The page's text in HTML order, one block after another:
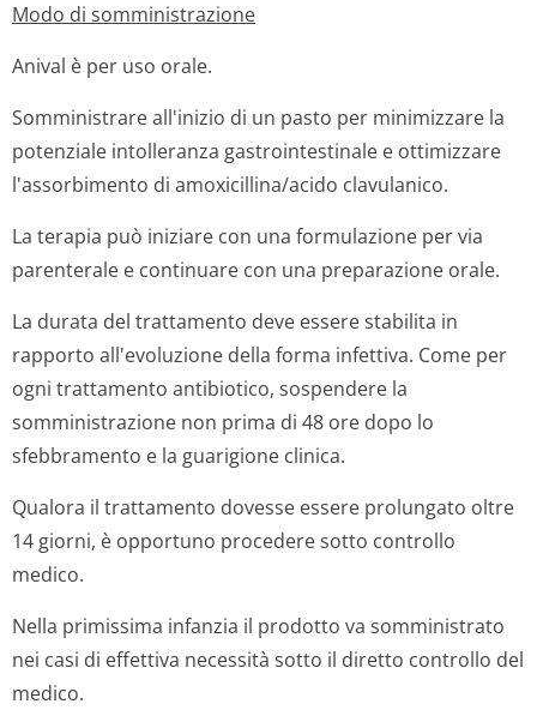
Modo di somministrazione
Anival è per uso orale.
Somministrare all'inizio di un pasto per minimizzare la
potenziale intolleranza gastrointestinale e ottimizzare
l'assorbimento di amoxicillina/acido clavulanico.
La terapia può iniziare con una formulazione per via
parenterale e continuare con una preparazione orale.
La durata del trattamento deve essere stabilita in
rapporto all'evoluzione della forma infettiva. Come per
ogni trattamento antibiotico, sospendere la
somministrazione non prima di 48 ore dopo lo
sfebbramento e la guarigione clinica.
Qualora il trattamento dovesse essere prolungato oltre
14 giorni, è opportuno procedere sotto controllo
medico.
Nella primissima infanzia il prodotto va somministrato
nei casi di effettiva necessità sotto il diretto controllo del
medico.